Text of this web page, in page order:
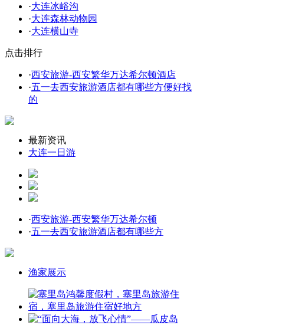
·大连冰峪沟
·大连森林动物园
·大连横山寺
点击排行
·西安旅游-西安繁华万达希尔顿酒店
·五一去西安旅游酒店都有哪些方便好找
的
最新资讯
大连一日游
·西安旅游-西安繁华万达希尔顿
·五一去西安旅游酒店都有哪些方
渔家展示